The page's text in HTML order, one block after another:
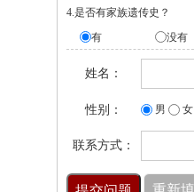
4.是否有家族遗传史？
有
没有
姓名：
性别： 男 女
联系方式：